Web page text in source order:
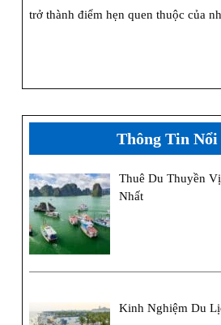
Du
Hạ
Long
trở thành điểm hẹn quen thuộc của
Thông Tin Nổi
Thuê Du Thuyền
Nhất
Kinh Nghiệm Du